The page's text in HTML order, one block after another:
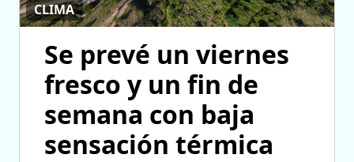
CLIMA
Se prevé un viernes
fresco y un fin de
semana con baja
sensación térmica